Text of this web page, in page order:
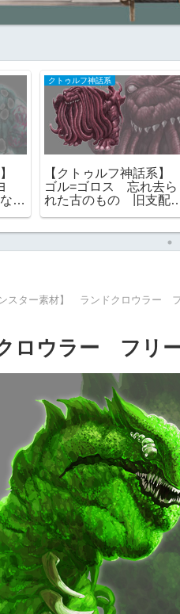
】
る
クトゥルフ神話系
【クトゥルフ神話系】
ゴル=ゴロス 忘れ去ら
れた古のもの 旧支配
ンスター素材】 ランドクロウラー
ロウラー フリ